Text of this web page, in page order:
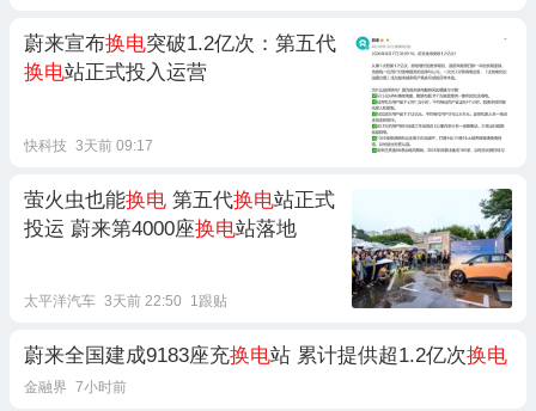
蔚来宣布换电突破1.2亿次：第五代
换电站正式投入运营
快科技 3天前 09:17
萤火虫也能换电 第五代换电站正式
投运 蔚来第4000座换电站落地
太平洋汽车 3天前 22:50 1跟贴
蔚来全国建成9183座充换电站 累计提供超1.2亿次换电
金融界 7小时前